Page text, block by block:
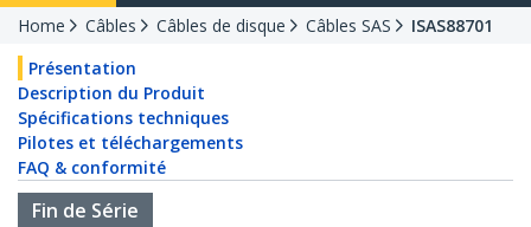
Home Câbles Câbles de disque Câbles SAS
ISAS88701
Présentation
Description du Produit
Spécifications techniques
Pilotes et téléchargements
FAQ & conformité
Fin de Série